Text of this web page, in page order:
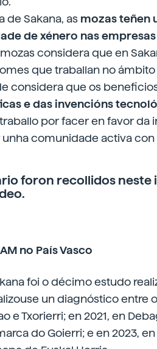
Sakana, as mozas teñen
de xénero nas
mozas considera que en
que traballan no ámbito
considera que os
e das invencións
por facer en favor da
comunidade activa con
foron recollidosneste
no País Vasco
foi o décimo estudo
un diagnóstico entre
e Txorierri; en 2021, en
do Goierri; e en 2023,